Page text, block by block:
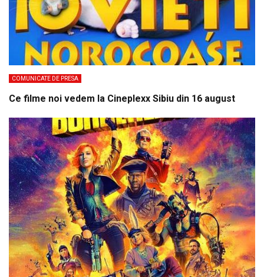
COMUNICATE DE PRESA
Ce filme noi vedem la Cineplexx Sibiu din 16 august